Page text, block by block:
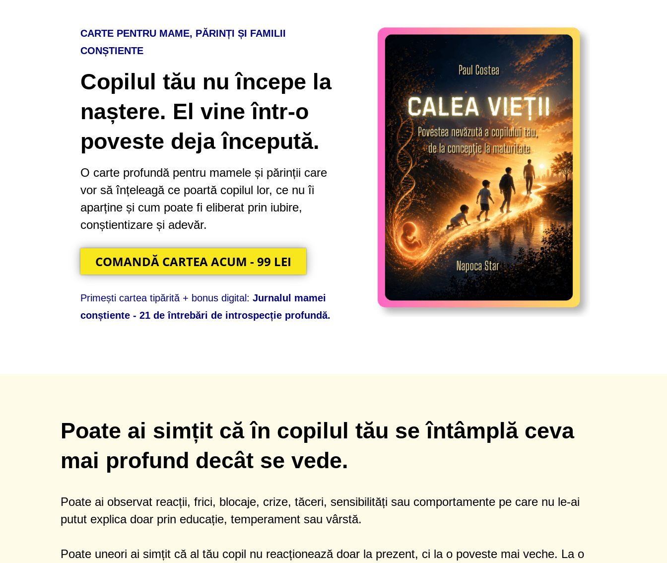
CARTE PENTRU MAME, PĂRINȚI ȘI FAMILII
CONȘTIENTE
Copilul tău nu începe la
naștere. El vine într-o
poveste deja începută.
O carte profundă pentru mamele și părinții care
vor să înțeleagă ce poartă copilul lor, ce nu îi
aparține și cum poate fi eliberat prin iubire,
conștientizare și adevăr.
COMANDĂ CARTEA ACUM - 99 LEI
Primești cartea tipărită + bonus digital: Jurnalul mamei
conștiente - 21 de întrebări de introspecție profundă.
Poate ai simțit că în copilul tău se întâmplă ceva
mai profund decât se vede.
Poate ai observat reacții, frici, blocaje, crize, tăceri, sensibilități sau comportamente pe care nu le-ai
putut explica doar prin educație, temperament sau vârstă.
Poate uneori ai simțit că al tău copil nu reacționează doar la prezent, ci la o poveste mai veche. La o